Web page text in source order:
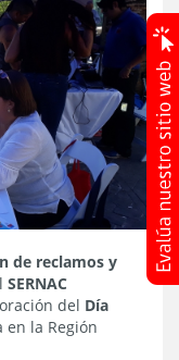
de reclamos y
SERNAC
del Día
la Región